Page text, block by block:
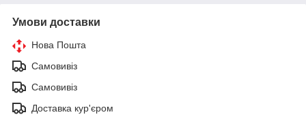
Умови доставки
Нова Пошта
Самовивіз
Самовивіз
Доставка кур'єром